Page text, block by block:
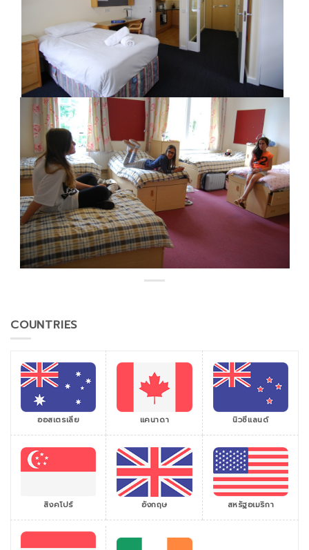
COUNTRIES
ออสเตรเลีย แคนาดา นิวซีแลนด์
สิงคโปร์ อังกฤษ สหรัฐอเมริกา